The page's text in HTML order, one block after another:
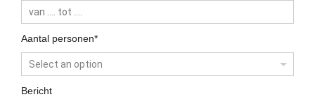
Aantal personen*
Bericht